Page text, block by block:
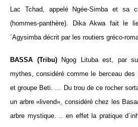
Lac Tchad, appelé Ngée-Simba et sa
(hommes-panthère). Dika Akwa fait le
´Agysimba décrit par les routiers gréco-
BASSA (Tribu)
Ngog Lituba est, par
mythes, considéré comme le berceau des
et groupe Beti. … Du trou de ce rocher
un arbre «livend», considéré chez les
arbre mystique. .. en effet la pratique